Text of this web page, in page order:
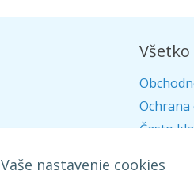
Vaše nastavenie cookies
Často
Doprava